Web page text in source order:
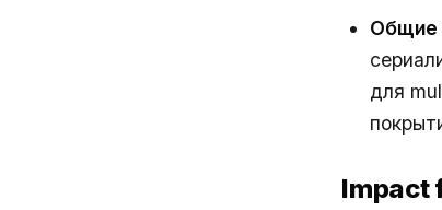
Общие
для
Impact